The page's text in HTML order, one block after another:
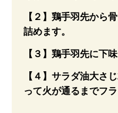
【２】鶏手羽先から
詰めます。
【３】鶏手羽先に下
【４】サラダ油大さ
って火が通るまでフ